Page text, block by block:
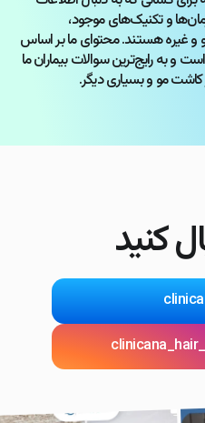
و تکنیک‌های موجود،
و غیره هستند. محتوای ما بر اساس
و به رایج‌ترین سوالات بیماران ما
مو و بسیاری دیگر.
کنید